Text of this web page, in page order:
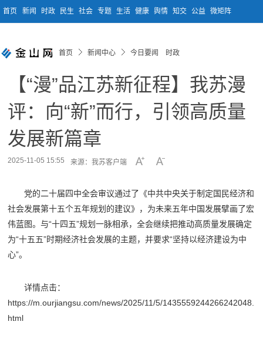
首页 新闻 时政 民生 社会 专题 生活 健康 舆情 知交 公益 微矩阵
首页 新闻中心 今日要闻 时政
【“漫”品江苏新征程】我苏漫
评：向“新”而行，引领高质量
发展新篇章
2025-11-05 15:55 来源：我苏客户端
党的二十届四中全会审议通过了《中共中央关于制定国民经济和
社会发展第十五个五年规划的建议》，为未来五年中国发展擘画了宏
伟蓝图。与“十四五”规划一脉相承，全会继续把推动高质量发展确定
为“十五五”时期经济社会发展的主题，并要求“坚持以经济建设为中
心”。
详情点击：
https://m.ourjiangsu.com/news/2025/11/5/1435559244266242048.
html